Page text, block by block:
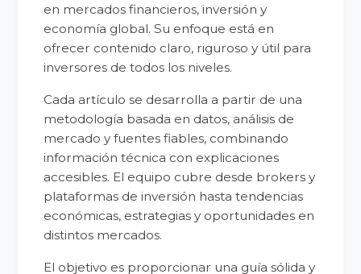
en mercados financieros, inversión y
economía global. Su enfoque está en
ofrecer contenido claro, riguroso y útil para
inversores de todos los niveles.
Cada artículo se desarrolla a partir de una
metodología basada en datos, análisis de
mercado y fuentes fiables, combinando
información técnica con explicaciones
accesibles. El equipo cubre desde brokers y
plataformas de inversión hasta tendencias
económicas, estrategias y oportunidades en
distintos mercados.
El objetivo es proporcionar una guía sólida y